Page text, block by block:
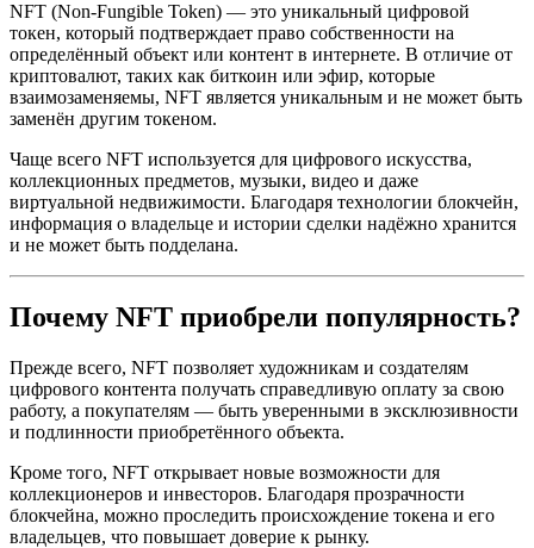
NFT (Non-Fungible Token) — это уникальный цифровой
токен, который подтверждает право собственности на
определённый объект или контент в интернете. В отличие от
криптовалют, таких как биткоин или эфир, которые
взаимозаменяемы, NFT является уникальным и не может быть
заменён другим токеном.
Чаще всего NFT используется для цифрового искусства,
коллекционных предметов, музыки, видео и даже
виртуальной недвижимости. Благодаря технологии блокчейн,
информация о владельце и истории сделки надёжно хранится
и не может быть подделана.
Почему NFT приобрели популярность?
Прежде всего, NFT позволяет художникам и создателям
цифрового контента получать справедливую оплату за свою
работу, а покупателям — быть уверенными в эксклюзивности
и подлинности приобретённого объекта.
Кроме того, NFT открывает новые возможности для
коллекционеров и инвесторов. Благодаря прозрачности
блокчейна, можно проследить происхождение токена и его
владельцев, что повышает доверие к рынку.